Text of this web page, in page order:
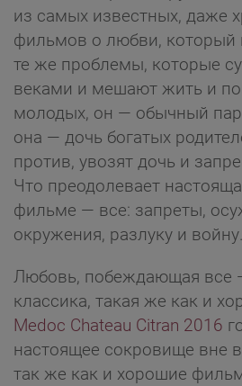
из самых известных, даже
фильмов о любви, который
те же проблемы, которые
веками и мешают жить и
молодых, он — обычный
она — дочь богатых
против, увозят дочь и
Что преодолевает
фильме — все: запреты,
окружения, разлуку и войну.
Любовь, побеждающая все
классика, такая же как и
Medoc Chateau Citran 2016
настоящее сокровище вне
так же как и хорошие